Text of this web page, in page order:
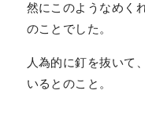
然にこのようなめく
のことでした。
人為的に釘を抜いて
いるとのこと。